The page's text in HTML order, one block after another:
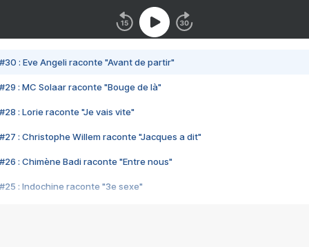
#30 : Eve Angeli raconte "Avant de partir"
#29 : MC Solaar raconte "Bouge de là"
#28 : Lorie raconte "Je vais vite"
#27 : Christophe Willem raconte "Jacques a dit"
#26 : Chimène Badi raconte "Entre nous"
#25 : Indochine raconte "3e sexe"